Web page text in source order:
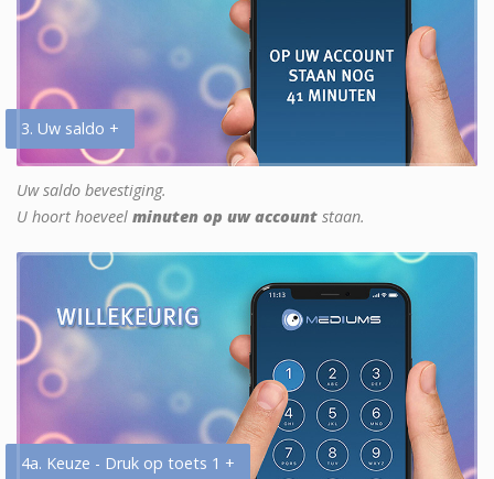
3. Uw saldo +
Uw saldo bevestiging.
U hoort hoeveel minuten op uw account staan.
4a. Keuze - Druk op toets 1 +